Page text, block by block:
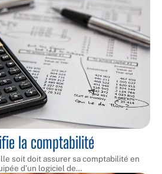
la comptabilité
soit doit assurer sa comptabilité en
d’un logiciel de…